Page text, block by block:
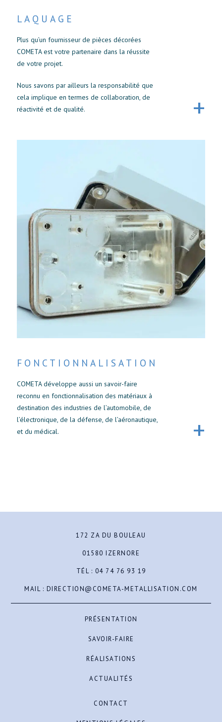
LAQUAGE
Plus qu’un fournisseur de pièces décorées
COMETA est votre partenaire dans la réussite
de votre projet.
Nous savons par ailleurs la responsabilité que
cela implique en termes de collaboration, de
réactivité et de qualité.
FONCTIONNALISATION
COMETA développe aussi un savoir-faire
reconnu en fonctionnalisation des matériaux à
destination des industries de l’automobile, de
l’électronique, de la défense, de l’aéronautique,
et du médical.
172 ZA DU BOULEAU
01580 IZERNORE
TÉL : 04 74 76 93 19
MAIL : DIRECTION@COMETA-METALLISATION.COM
PRÉSENTATION
SAVOIR-FAIRE
RÉALISATIONS
ACTUALITÉS
CONTACT